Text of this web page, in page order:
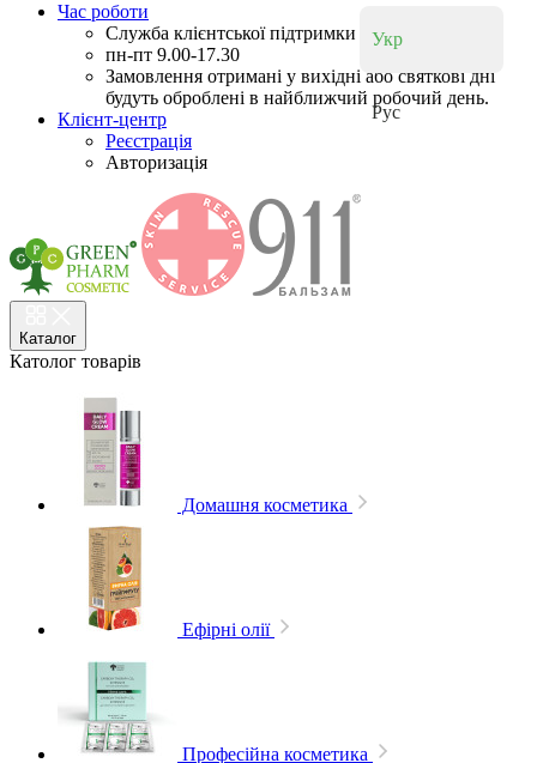
Укр
Рус
Час роботи
Служба клієнтської підтримки працює:
пн-пт 9.00-17.30
Замовлення отримані у вихідні або святкові дні
будуть оброблені в найближчий робочий день.
Клієнт-центр
Реєстрація
Авторизація
Каталог
Католог товарів
Домашня косметика
Ефірні олії
Професійна косметика